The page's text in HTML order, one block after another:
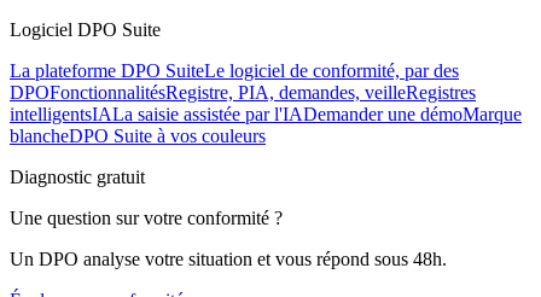
Logiciel DPO Suite
La plateforme DPO SuiteLe logiciel de conformité, par des
DPOFonctionnalitésRegistre, PIA, demandes, veilleRegistres
intelligentsIALa saisie assistée par l'IADemander une démoMarque
blancheDPO Suite à vos couleurs
Diagnostic gratuit
Une question sur votre conformité ?
Un DPO analyse votre situation et vous répond sous 48h.